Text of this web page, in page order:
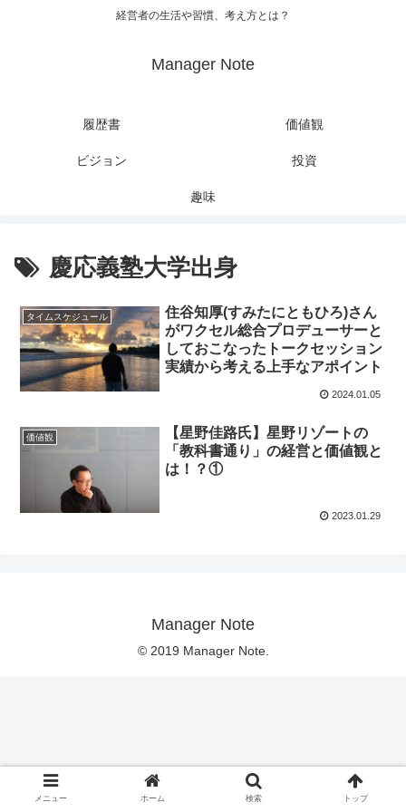
経営者の生活や習慣、考え方とは？
Manager Note
履歴書 価値観
ビジョン 投資
趣味
慶応義塾大学出身
タイムスケジュール
住谷知厚(すみたにともひろ)さん
がワクセル総合プロデューサーと
しておこなったトークセッション
実績から考える上手なアポイント
2024.01.05
価値観
【星野佳路氏】星野リゾートの
「教科書通り」の経営と価値観と
は！？①
2023.01.29
Manager Note
© 2019 Manager Note.
メニュー ホーム 検索 トップ